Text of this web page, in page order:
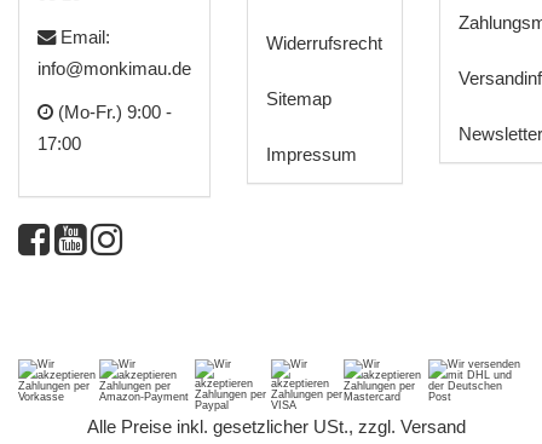
Email:
info@monkimau.de
(Mo-Fr.) 9:00 -
17:00
Widerrufsrecht
Sitemap
Impressum
Newsletter
Alle Preise inkl. gesetzlicher USt., zzgl. Versand